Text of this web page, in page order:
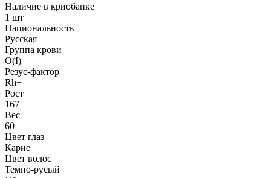
Наличие в криобанке
1 шт
Национальность
Русская
Группа крови
O(I)
Резус-фактор
Rh+
Рост
167
Вес
60
Цвет глаз
Карие
Цвет волос
Темно-русый